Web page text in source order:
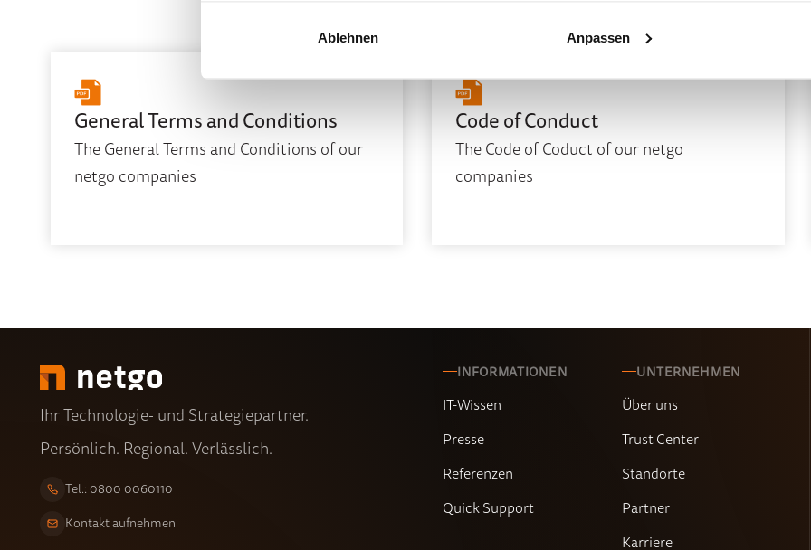
Ablehnen Anpassen
General Terms and Conditions
The General Terms and Conditions of our
netgo companies
Code of Conduct
The Code of Coduct of our netgo
companies
Ihr Technologie- und Strategiepartner.
Persönlich. Regional. Verlässlich.
Tel.: 0800 0060110
Kontakt aufnehmen
INFORMATIONEN
IT-Wissen
Presse
Referenzen
Quick Support
UNTERNEHMEN
Über uns
Trust Center
Standorte
Partner
Karriere